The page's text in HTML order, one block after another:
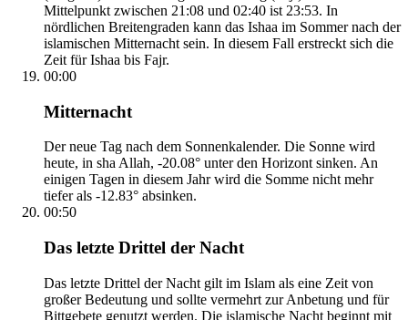
Mittelpunkt zwischen 21:08 und 02:40 ist 23:53. In
nördlichen Breitengraden kann das Ishaa im Sommer nach der
islamischen Mitternacht sein. In diesem Fall erstreckt sich die
Zeit für Ishaa bis Fajr.
00:00
Mitternacht
Der neue Tag nach dem Sonnenkalender. Die Sonne wird
heute, in sha Allah, -20.08° unter den Horizont sinken. An
einigen Tagen in diesem Jahr wird die Somme nicht mehr
tiefer als -12.83° absinken.
00:50
Das letzte Drittel der Nacht
Das letzte Drittel der Nacht gilt im Islam als eine Zeit von
großer Bedeutung und sollte vermehrt zur Anbetung und für
Bittgebete genutzt werden. Die islamische Nacht beginnt mit